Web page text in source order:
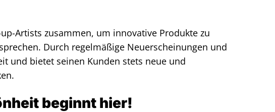
Artists zusammen, um innovative Produkte zu
Durch regelmäßige Neuerscheinungen und
und bietet seinen Kunden stets neue und
beginnt hier!